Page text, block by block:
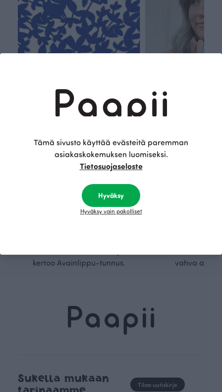
Kestä
vyys
kotimainen designyritys.
Käytämme vain GOTS- ja
Ökotex-sertifioidun
kertoo Avainlippu-tunnus.
vahva
Sukella mukaan
Tilaa uutiskirje
Tämä sivusto käyttää evästeitä paremman
asiakaskokemuksen luomiseksi.
Tietosuojaseloste
Hyväksy
Hyväksy vain pakolliset